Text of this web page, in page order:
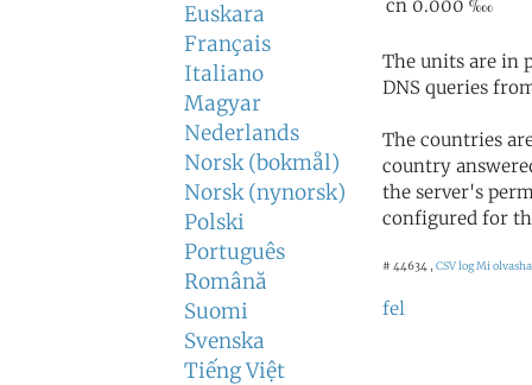
Euskara
Français
Italiano
Magyar
Nederlands
Norsk (bokmål)
Norsk (nynorsk)
Polski
Português
Română
Suomi
Svenska
Tiếng Việt
The units are in
DNS queries
The countries
country
the server's
configured for
# 44634 , CSV logMi
fel